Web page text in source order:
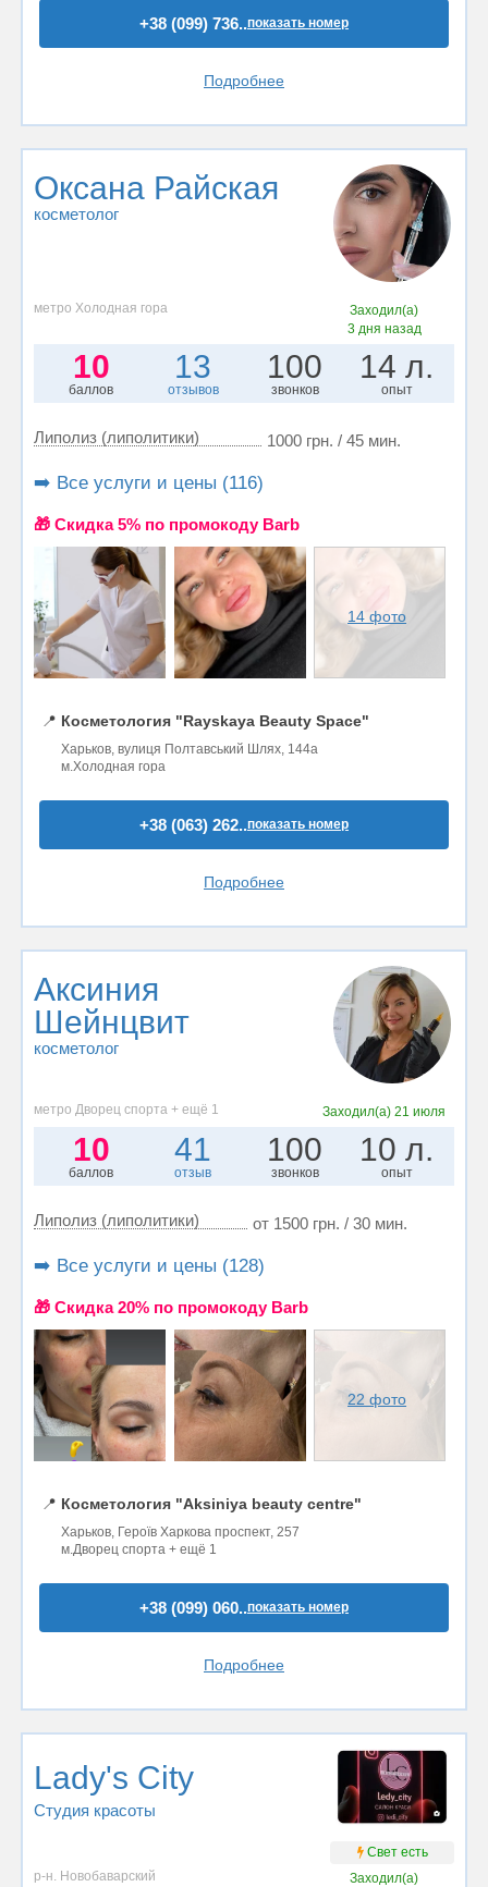
+38 (099) 736..показать номер
Подробнее
Оксана Райская
косметолог
метро Холодная гора
Заходил(а)
3 дня назад
10
баллов
13
отзывов
100
звонков
14 л.
опыт
Липолиз (липолитики) 1000 грн. / 45 мин.
➡️ Все услуги и цены (116)
🎁 Cкидка 5% по промокоду Barb
14 фото
📍 Косметология "Rayskaya Beauty Space"
Харьков, вулиця Полтавський Шлях, 144а
м.Холодная гора
+38 (063) 262..показать номер
Подробнее
Аксиния
Шейнцвит
косметолог
метро Дворец спорта + ещё 1 Заходил(а)21 июля
10
баллов
41
отзыв
100
звонков
10 л.
опыт
Липолиз (липолитики) от 1500 грн. / 30 мин.
➡️ Все услуги и цены (128)
🎁 Cкидка 20% по промокоду Barb
22 фото
📍 Косметология "Aksiniya beauty centre"
Харьков, Героїв Харкова проспект, 257
м.Дворец спорта + ещё 1
+38 (099) 060..показать номер
Подробнее
Lady's City
Студия красоты
Свет есть
р-н. Новобаварский
Заходил(а)